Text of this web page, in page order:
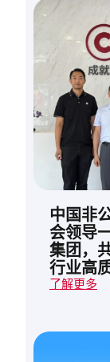
中国非
会领导
集团，
行业高
了解更多